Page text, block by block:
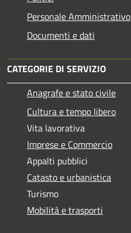
Personale Amministrativo
Documenti e dati
CATEGORIE DI SERVIZIO
Anagrafe e stato civile
Cultura e tempo libero
Vita lavorativa
Imprese e Commercio
Appalti pubblici
Catasto e urbanistica
Turismo
Mobilità e trasporti